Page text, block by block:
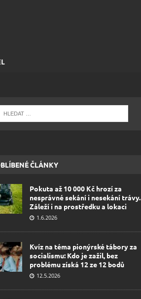
ČLÁNKY
Pokuta až 10 000 Kč hrozí za
nesprávné sekání i nesekání trávy.
Záleží i na prostředku a lokaci
1.6.2026
Kvíz na téma pionýrské tábory za
socialismu: Kdo je zažil, bez
problému získá 12 ze 12 bodů
12.5.2026